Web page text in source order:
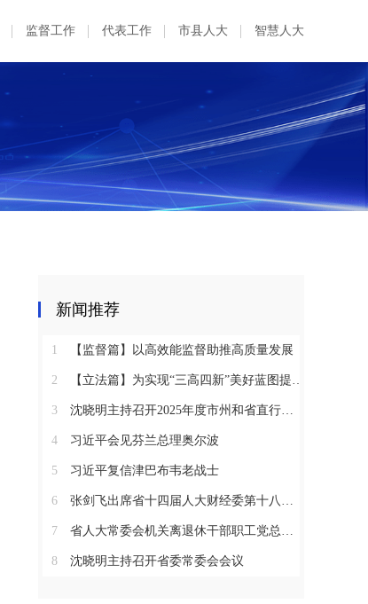
监督工作 代表工作 市县人大 智慧人大
新闻推荐
1 【监督篇】以高效能监督助推高质量发展
2 【立法篇】为实现“三高四新”美好蓝图提供坚实法治保障
3 沈晓明主持召开2025年度市州和省直行业系统党（工）委书记抓基层党建工作述职评议会议
4 习近平会见芬兰总理奥尔波
5 习近平复信津巴布韦老战士
6 张剑飞出席省十四届人大财经委第十八次全体会议
7 省人大常委会机关离退休干部职工党总支召开2025年度总结表彰大会
8 沈晓明主持召开省委常委会会议